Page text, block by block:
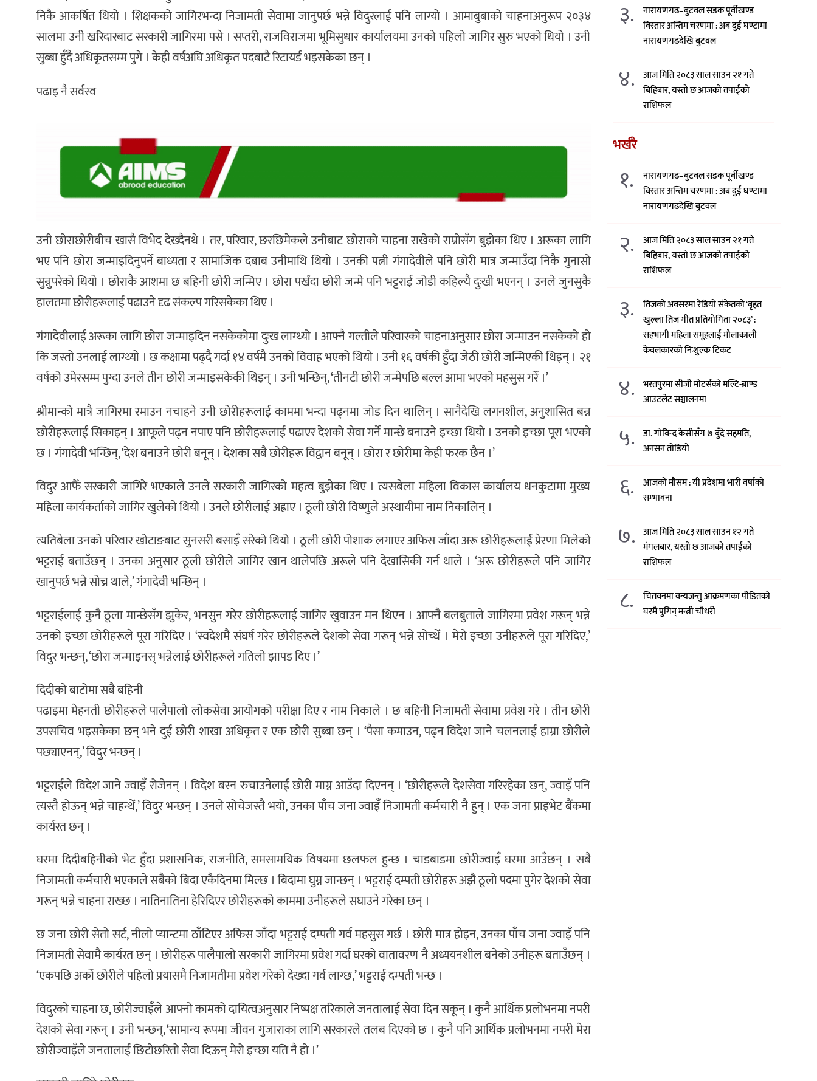
निकै आकर्षित थियो । शिक्षकको जागिरभन्दा निजामती सेवामा जानुपर्छ भन्ने विदुरलाई पनि लाग्यो । आमाबुबाको चाहनाअनुरूप २०३४
सालमा उनी खरिदारबाट सरकारी जागिरमा पसे । सप्तरी, राजविराजमा भूमिसुधार कार्यालयमा उनको पहिलो जागिर सुरु भएको थियो । उनी
सुब्बा हुँदै अधिकृतसम्म पुगे । केही वर्षअघि अधिकृत पदबाटै रिटायर्ड भइसकेका छन् ।
पढाइ नै सर्वस्व
उनी छोराछोरीबीच खासै विभेद देख्दैनथे । तर, परिवार, छरछिमेकले उनीबाट छोराको चाहना राखेको राम्रोसँग बुझेका थिए । अरूका लागि
भए पनि छोरा जन्माइदिनुपर्ने बाध्यता र सामाजिक दबाब उनीमाथि थियो । उनकी पत्नी गंगादेवीले पनि छोरी मात्र जन्माउँदा निकै गुनासो
सुन्नुपरेको थियो । छोराकै आशमा छ बहिनी छोरी जन्मिए । छोरा पर्खंदा छोरी जन्मे पनि भट्टराई जोडी कहिल्यै दुःखी भएनन् । उनले जुनसुकै
हालतमा छोरीहरूलाई पढाउने दृढ संकल्प गरिसकेका थिए ।
गंगादेवीलाई अरूका लागि छोरा जन्माइदिन नसकेकोमा दुःख लाग्थ्यो । आफ्नै गल्तीले परिवारको चाहनाअनुसार छोरा जन्माउन नसकेको हो
कि जस्तो उनलाई लाग्थ्यो । छ कक्षामा पढ्दै गर्दा १४ वर्षमै उनको विवाह भएको थियो । उनी १६ वर्षकी हुँदा जेठी छोरी जन्मिएकी थिइन् । २१
वर्षको उमेरसम्म पुग्दा उनले तीन छोरी जन्माइसकेकी थिइन् । उनी भन्छिन्, ‘तीनटी छोरी जन्मेपछि बल्ल आमा भएको महसुस गरेँ ।’
श्रीमान्को मात्रै जागिरमा रमाउन नचाहने उनी छोरीहरूलाई काममा भन्दा पढ्नमा जोड दिन थालिन् । सानैदेखि लगनशील, अनुशासित बन्न
छोरीहरूलाई सिकाइन् । आफूले पढ्न नपाए पनि छोरीहरूलाई पढाएर देशको सेवा गर्ने मान्छे बनाउने इच्छा थियो । उनको इच्छा पूरा भएको
छ । गंगादेवी भन्छिन्, ‘देश बनाउने छोरी बनून् । देशका सबै छोरीहरू विद्वान बनून् । छोरा र छोरीमा केही फरक छैन ।’
विदुर आफैँ सरकारी जागिरे भएकाले उनले सरकारी जागिरको महत्व बुझेका थिए । त्यसबेला महिला विकास कार्यालय धनकुटामा मुख्य
महिला कार्यकर्ताको जागिर खुलेको थियो । उनले छोरीलाई अह्राए । ठूली छोरी विष्णुले अस्थायीमा नाम निकालिन् ।
त्यतिबेला उनको परिवार खोटाङबाट सुनसरी बसाइँ सरेको थियो । ठूली छोरी पोशाक लगाएर अफिस जाँदा अरू छोरीहरूलाई प्रेरणा मिलेको
भट्टराई बताउँछन् । उनका अनुसार ठूली छोरीले जागिर खान थालेपछि अरूले पनि देखासिकी गर्न थाले । ‘अरू छोरीहरूले पनि जागिर
खानुपर्छ भन्ने सोच्न थाले,’ गंगादेवी भन्छिन् ।
भट्टराईलाई कुनै ठूला मान्छेसँग झुकेर, भनसुन गरेर छोरीहरूलाई जागिर खुवाउन मन थिएन । आफ्नै बलबुताले जागिरमा प्रवेश गरून् भन्ने
उनको इच्छा छोरीहरूले पूरा गरिदिए । ‘स्वदेशमै संघर्ष गरेर छोरीहरूले देशको सेवा गरून् भन्ने सोच्थेँ । मेरो इच्छा उनीहरूले पूरा गरिदिए,’
विदुर भन्छन्, ‘छोरा जन्माइनस् भन्नेलाई छोरीहरूले गतिलो झापड दिए ।’
दिदीको बाटोमा सबै बहिनी
पढाइमा मेहनती छोरीहरूले पालैपालो लोकसेवा आयोगको परीक्षा दिए र नाम निकाले । छ बहिनी निजामती सेवामा प्रवेश गरे । तीन छोरी
उपसचिव भइसकेका छन् भने दुई छोरी शाखा अधिकृत र एक छोरी सुब्बा छन् । ‘पैसा कमाउन, पढ्न विदेश जाने चलनलाई हाम्रा छोरीले
पछ्याएनन्,’ विदुर भन्छन् ।
भट्टराईले विदेश जाने ज्वाइँ रोजेनन् । विदेश बस्न रुचाउनेलाई छोरी माग्न आउँदा दिएनन् । ‘छोरीहरूले देशसेवा गरिरहेका छन्, ज्वाइँ पनि
त्यस्तै होऊन् भन्ने चाहन्थेँ,’ विदुर भन्छन् । उनले सोचेजस्तै भयो, उनका पाँच जना ज्वाइँ निजामती कर्मचारी नै हुन् । एक जना प्राइभेट बैंकमा
कार्यरत छन् ।
घरमा दिदीबहिनीको भेट हुँदा प्रशासनिक, राजनीति, समसामयिक विषयमा छलफल हुन्छ । चाडबाडमा छोरीज्वाइँ घरमा आउँछन् । सबै
निजामती कर्मचारी भएकाले सबैको बिदा एकैदिनमा मिल्छ । बिदामा घुम्न जान्छन् । भट्टराई दम्पती छोरीहरू अझै ठूलो पदमा पुगेर देशको सेवा
गरून् भन्ने चाहना राख्छ । नातिनातिना हेरिदिएर छोरीहरूको काममा उनीहरूले सघाउने गरेका छन् ।
छ जना छोरी सेतो सर्ट, नीलो प्यान्टमा ठाँटिएर अफिस जाँदा भट्टराई दम्पती गर्व महसुस गर्छ । छोरी मात्र होइन, उनका पाँच जना ज्वाइँ पनि
निजामती सेवामै कार्यरत छन् । छोरीहरू पालैपालो सरकारी जागिरमा प्रवेश गर्दा घरको वातावरण नै अध्ययनशील बनेको उनीहरू बताउँछन् ।
‘एकपछि अर्को छोरीले पहिलो प्रयासमै निजामतीमा प्रवेश गरेको देख्दा गर्व लाग्छ,’ भट्टराई दम्पती भन्छ ।
विदुरको चाहना छ, छोरीज्वाइँले आफ्नो कामको दायित्वअनुसार निष्पक्ष तरिकाले जनतालाई सेवा दिन सकून् । कुनै आर्थिक प्रलोभनमा नपरी
देशको सेवा गरून् । उनी भन्छन्, ‘सामान्य रूपमा जीवन गुजाराका लागि सरकारले तलब दिएको छ । कुनै पनि आर्थिक प्रलोभनमा नपरी मेरा
छोरीज्वाइँले जनतालाई छिटोछरितो सेवा दिऊन् मेरो इच्छा यति नै हो ।’
३.
नारायणगढ–बुटवल सडक पूर्वीखण्ड
विस्तार अन्तिम चरणमा : अब दुई घण्टामा
नारायणगढदेखि बुटवल
४.
आज मिति २०८३ साल साउन २१ गते
बिहिबार, यस्तो छ आजको तपाईको
राशिफल
भर्खरै
१.
नारायणगढ–बुटवल सडक पूर्वीखण्ड
विस्तार अन्तिम चरणमा : अब दुई घण्टामा
नारायणगढदेखि बुटवल
२.
आज मिति २०८३ साल साउन २१ गते
बिहिबार, यस्तो छ आजको तपाईको
राशिफल
३.
तिजको अवसरमा रेडियो संकेतको ‘बृहत
खुल्ला तिज गीत प्रतियोगिता २०८३’ :
सहभागी महिला समूहलाई मौलाकाली
केवलकारको निःशुल्क टिकट
४.
भरतपुरमा सीजी मोटर्सको मल्टि-ब्राण्ड
आउटलेट सञ्चालनमा
५.
डा. गोविन्द केसीसँग ७ बुँदे सहमति,
अनसन तोडियो
६.
आजको मौसम : यी प्रदेशमा भारी वर्षाको
सम्भावना
७. आज मिति २०८३ साल साउन १२ गते
मंगलबार, यस्तो छ आजको तपाईको
राशिफल
८.
चितवनमा वन्यजन्तु आक्रमणका पीडितको
घरमै पुगिन् मन्त्री चौधरी